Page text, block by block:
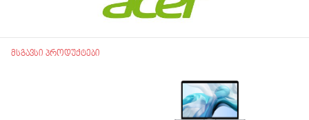
მსგავსი პროდუქტები